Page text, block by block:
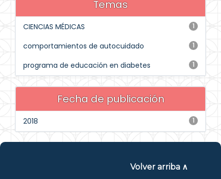
Temas
1
CIENCIAS MÉDICAS
1
comportamientos de autocuidado
1
programa de educación en diabetes
Fecha de publicación
1
2018
Volver arriba ∧